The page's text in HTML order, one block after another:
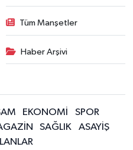
Tüm Manşetler
Haber Arşivi
EKONOMİ
SPOR
SAĞLIK
ASAYİŞ